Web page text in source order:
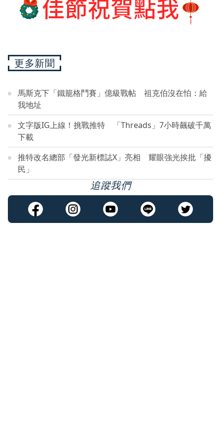
更多新聞
馬斯克下「鐵籠格鬥賽」億級戰帖 祖克伯沒在怕：給
我地址
文字版IG上線！挑戰推特 「Threads」7小時飆破千萬
下載
推特改名總部「發光新標誌X」亮相 耀眼強光挨批「擾
民」
追蹤我們